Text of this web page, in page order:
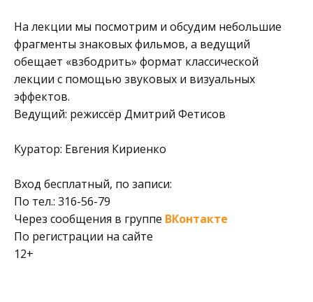
На лекции мы посмотрим и обсудим небольшие
фрагменты знаковых фильмов, а ведущий
обещает «взбодрить» формат классической
лекции с помощью звуковых и визуальных
эффектов.
Ведущий: режиссёр Дмитрий Фетисов
Куратор: Евгения Кириенко
Вход бесплатный, по записи:
По тел.: 316-56-79
Через сообщения в группе ВКонтакте
По регистрации на сайте
12+